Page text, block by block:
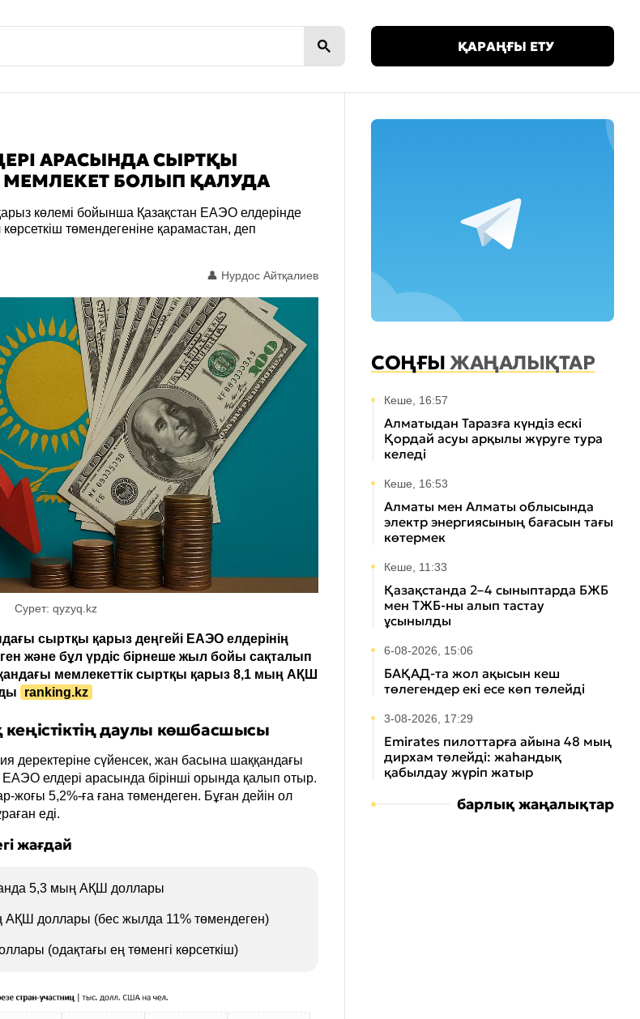
ҚАРАҢҒЫ ЕТУ
АРАСЫНДА СЫРТҚЫ
БОЛЫП ҚАЛУДА
көлемі бойынша Қазақстан ЕАЭО елдерінде
төмендегеніне қарамастан, деп
👤 Нурдос Айтқалиев
Сурет: qyzyq.kz
сыртқы қарыз деңгейі ЕАЭО елдерінің
және бұл үрдіс бірнеше жыл бойы сақталып
мемлекеттік сыртқы қарыз 8,1 мың АҚШ
ranking.kz
даулы көшбасшысы
деректеріне сүйенсек, жан басына шаққандағы
елдері арасында бірінші орында қалып отыр.
жоғы 5,2%-ға ғана төмендеген. Бұған дейін ол
еді.
жағдай
5,3 мың АҚШ доллары
доллары (бес жылда 11% төмендеген)
(одақтағы ең төменгі көрсеткіш)
СОҢҒЫЖАҢАЛЫҚТАР
Кеше, 16:57
Алматыдан Таразға күндіз ескі
Қордай асуы арқылы жүруге тура
келеді
Кеше, 16:53
Алматы мен Алматы облысында
электр энергиясының бағасын тағы
көтермек
Кеше, 11:33
Қазақстанда 2–4 сыныптарда БЖБ
мен ТЖБ-ны алып тастау
ұсынылды
6-08-2026, 15:06
БАҚАД-та жол ақысын кеш
төлегендер екі есе көп төлейді
3-08-2026, 17:29
Emirates пилоттарға айына 48 мың
дирхам төлейді: жаһандық
қабылдау жүріп жатыр
барлық жаңалықтар